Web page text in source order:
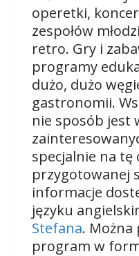
operetki,
zespołów
retro. Gry i
programy
dużo, dużo
gastronomii.
nie sposób jest
specjalnie na tę
przygotowanej
informacje
języku
Stefana. Można
program w